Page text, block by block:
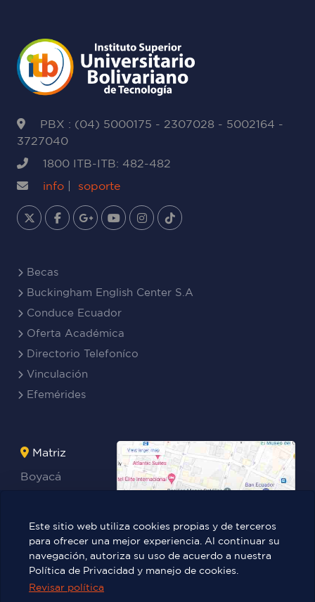
PBX : (04) 5000175 - 2307028 - 5002164 -
3727040
1800 ITB-ITB: 482-482
info
soporte
Becas
Buckingham English Center S.A
Conduce Ecuador
Oferta Académica
Directorio Telefoníco
Vinculación
Efemérides
Matriz
Boyacá
Teresa
Benites Ayala
Este sitio web utiliza cookies propias y de terceros
para ofrecer una mejor experiencia. Al continuar su
navegación, autoriza su uso de acuerdo a nuestra
Política de Privacidad y manejo de cookies.
Revisar política